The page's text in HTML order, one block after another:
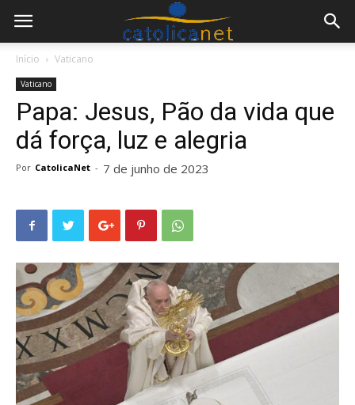
Início Vaticano
Vaticano
Papa: Jesus, Pão da vida que
dá força, luz e alegria
Por CatolicaNet - 7 de junho de 2023